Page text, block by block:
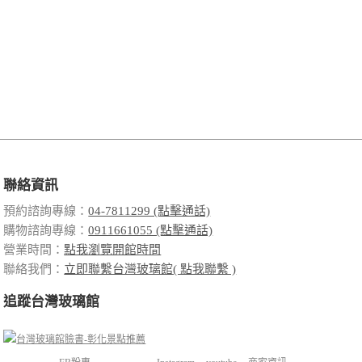
聯絡資訊
預約諮詢專線：04-7811299 (點擊通話)
購物諮詢專線：0911661055 (點擊通話)
營業時間：點我瀏覽開館時間
聯絡我們： 立即聯繫台灣玻璃館( 點我聯繫 )
追蹤台灣玻璃館